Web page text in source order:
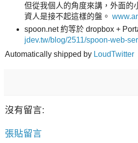
但從我個人的角度來講，外面的
資人是接不起這樣的盤。
spoon.net 約等於 dropbox +
jdev.tw/blog/2511/spoon-web-
Automatically shipped by LoudTwitter
沒有留言:
張貼留言